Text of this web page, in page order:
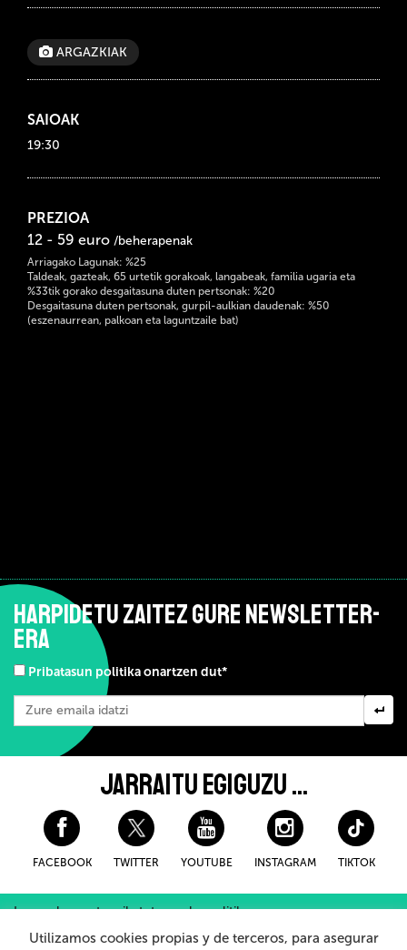
ARGAZKIAK
SAIOAK
19:30
PREZIOA
12 - 59 euro /beherapenak
Arriagako Lagunak: %25
Taldeak, gazteak, 65 urtetik gorakoak, langabeak, familia ugaria eta
%33tik gorako desgaitasuna duten pertsonak: %20
Desgaitasuna duten pertsonak, gurpil-aulkian daudenak: %50
(eszenaurrean, palkoan eta laguntzaile bat)
HARPIDETU ZAITEZ GURE NEWSLETTER-
ERA
Pribatasun politika onartzen dut*
JARRAITU EGIGUZU ...
FACEBOOK TWITTER YOUTUBE INSTAGRAM TIKTOK
Lege-oharra eta pribatutasuneko politika
Erosteko Baldintza Orokorroak
Cookieei buruzko politika
Utilizamos cookies propias y de terceros, para asegurar